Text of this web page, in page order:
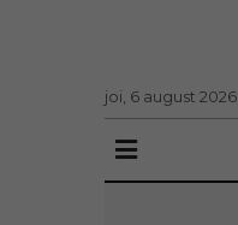
joi, 6 august 2026